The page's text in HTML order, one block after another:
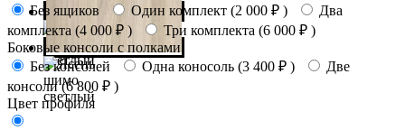
Без ящиков
Один комплект (2 000 ₽ )
Два
комплекта (4 000 ₽ ) Три комплекта (6 000 ₽ )
Боковые консоли с полками
Без консолей
Одна коносоль (3 400 ₽ )
Две
консоли (6 800 ₽ )
Цвет профиля